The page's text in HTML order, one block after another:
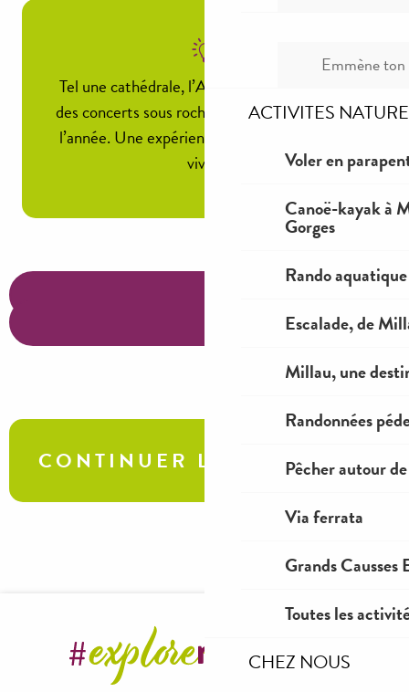
Emmène
ACTIVITES NATURE
Voler en
Canoë-kayak à
Gorges
Rando
Escalade, de
Millau, une
Randonnées
Pêcher autour
Via ferrata
Grands Causses
Toutes les
CHEZ NOUS
Tel une cathédrale, l’Aven Armand accueille
des concerts sous roche, quelques dates dans
l’année. Une expérience artistique insolite à
vivre.
CONTINUER L'AVENTURE